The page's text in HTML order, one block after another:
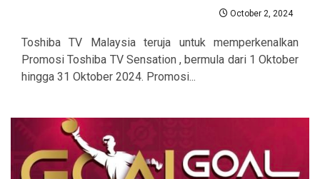
October 2, 2024
Toshiba TV Malaysia teruja untuk memperkenalkan
Promosi Toshiba TV Sensation , bermula dari 1 Oktober
hingga 31 Oktober 2024. Promosi...